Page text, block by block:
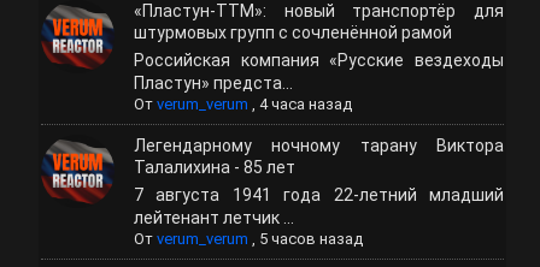
«Пластун-ТТМ»: новый транспортёр для
штурмовых групп с сочленённой рамой
Российская компания «Русские вездеходы
Пластун» предста...
От verum_verum , 4 часа назад
Легендарному ночному тарану Виктора
Талалихина - 85 лет
7 августа 1941 года 22-летний младший
лейтенант летчик ...
От verum_verum , 5 часов назад